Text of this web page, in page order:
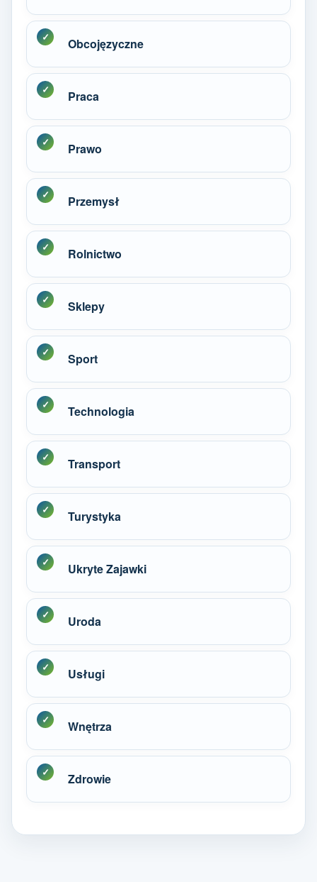
Obcojęzyczne
Praca
Prawo
Przemysł
Rolnictwo
Sklepy
Sport
Technologia
Transport
Turystyka
Ukryte Zajawki
Uroda
Usługi
Wnętrza
Zdrowie